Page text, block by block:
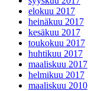
elokuu 2017
heinäkuu 2017
kesäkuu 2017
toukokuu 2017
huhtikuu 2017
maaliskuu 2017
helmikuu 2017
maaliskuu 2010